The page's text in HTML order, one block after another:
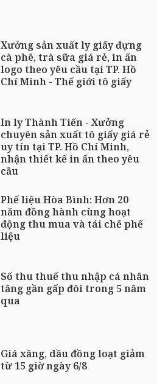
Xưởng sản xuất ly giấy đựng
cà phê, trà sữa giá rẻ, in ấn
logo theo yêu cầu tại TP. Hồ
Chí Minh - Thế giới tô giấy
In ly Thành Tiến - Xưởng
chuyên sản xuất tô giấy giá rẻ
uy tín tại TP. Hồ Chí Minh,
nhận thiết kế in ấn theo yêu
cầu
Phế liệu Hòa Bình: Hơn 20
năm đồng hành cùng hoạt
động thu mua và tái chế phế
liệu
Số thu thuế thu nhập cá nhân
tăng gần gấp đôi trong 5 năm
qua
Giá xăng, dầu đồng loạt giảm
từ 15 giờ ngày 6/8